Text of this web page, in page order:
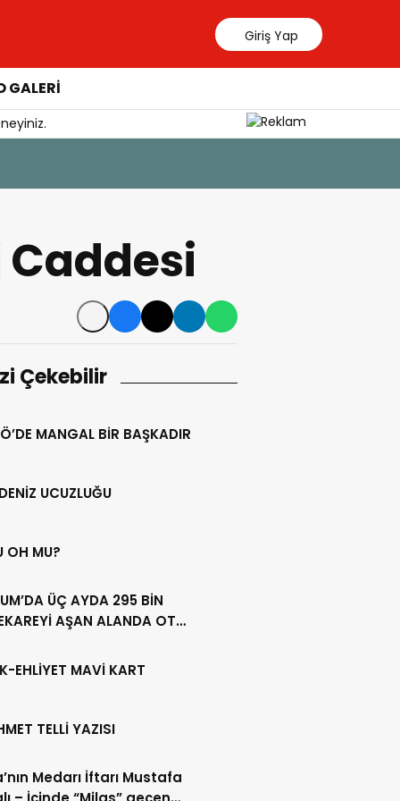
Giriş Yap
GALERİ
Çekebilir
MANGAL BİR BAŞKADIR
UCUZLUĞU
OH MU?
ÜÇ AYDA 295 BİN
AŞAN ALANDA OT
EHLİYET MAVİ KART
TELLİ YAZISI
Medarı İftarı Mustafa